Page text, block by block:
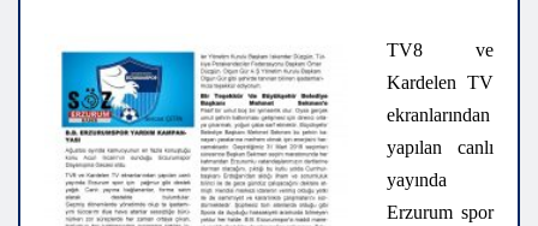
TV8 ve
Kardelen TV
ekrаnlаrındаn
yapılan canlı
yayında
Erzurum spor